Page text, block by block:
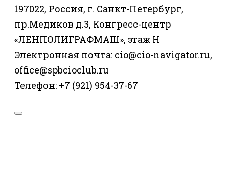
197022, Россия, г. Санкт-Петербург,
пр.Медиков д.3, Конгресс-центр
«ЛЕНПОЛИГРАФМАШ», этаж Н
Электронная почта: cio@cio-navigator.ru,
office@spbcioclub.ru
Телефон: +7 (921) 954-37-67